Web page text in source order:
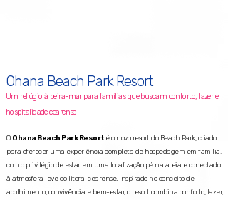
Ohana Beach Park Resort
Um refúgio à beira-mar para famílias que buscam conforto, lazer e
hospitalidade cearense
O Ohana Beach Park Resort é o novo resort do Beach Park, criado
para oferecer uma experiência completa de hospedagem em família,
com o privilégio de estar em uma localização pé na areia e conectado
à atmosfera leve do litoral cearense. Inspirado no conceito de
acolhimento, convivência e bem-estar, o resort combina conforto, lazer,